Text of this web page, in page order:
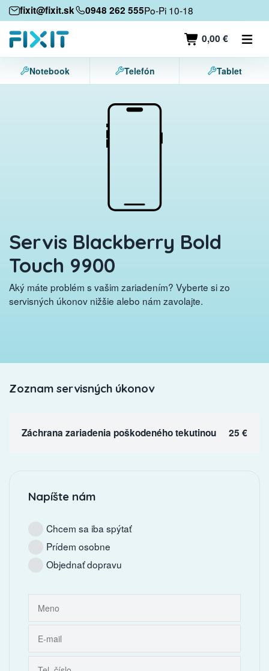
fixit@fixit.sk 0948 262 555Po-Pi 10-18
0,00 €
Mobilné zariadenia
Mobilné telefóny
Tablety
Notebook Telefón Tablet
Servis Blackberry Bold
Touch 9900
Aký máte problém s vašim zariadením? Vyberte si zo
servisných úkonov nižšie alebo nám zavolajte.
Zoznam servisných úkonov
Záchrana zariadenia poškodeného tekutinou 25 €
Napíšte nám
Chcem sa iba spýtať
Prídem osobne
Objednať dopravu